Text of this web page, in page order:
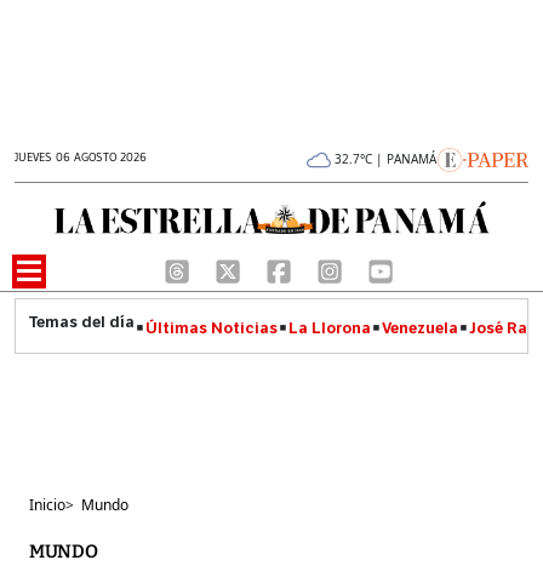
JUEVES 06 AGOSTO 2026 32.7°C | PANAMÁ
Últimas Noticias La Llorona Venezuela José
Inicio> Mundo
MUNDO